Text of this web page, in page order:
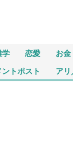
学 恋愛 お金
ントポスト アリ